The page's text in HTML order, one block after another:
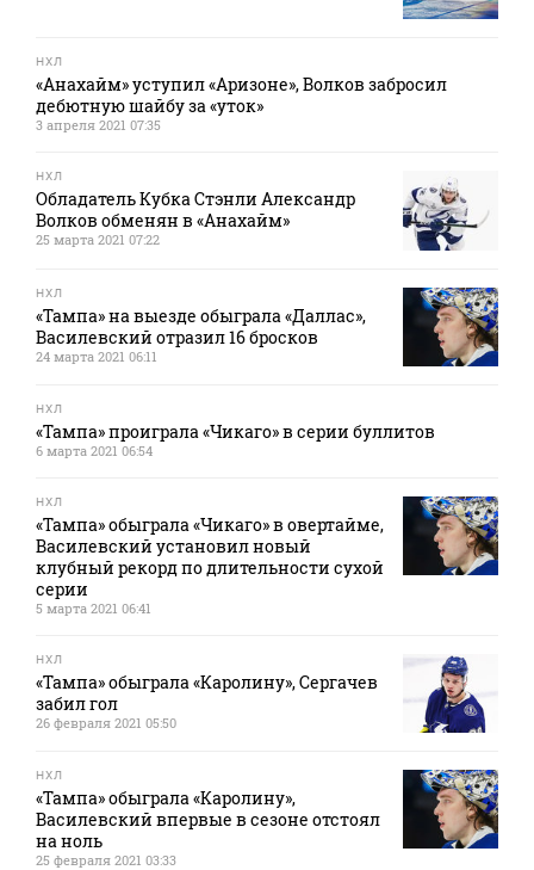
НХЛ
«Анахайм» уступил «Аризоне», Волков забросил
дебютную шайбу за «уток»
3 апреля 2021 07:35
НХЛ
Обладатель Кубка Стэнли Александр
Волков обменян в «Анахайм»
25 марта 2021 07:22
НХЛ
«Тампа» на выезде обыграла «Даллас»,
Василевский отразил 16 бросков
24 марта 2021 06:11
НХЛ
«Тампа» проиграла «Чикаго» в серии буллитов
6 марта 2021 06:54
НХЛ
«Тампа» обыграла «Чикаго» в овертайме,
Василевский установил новый
клубный рекорд по длительности сухой
серии
5 марта 2021 06:41
НХЛ
«Тампа» обыграла «Каролину», Сергачев
забил гол
26 февраля 2021 05:50
НХЛ
«Тампа» обыграла «Каролину»,
Василевский впервые в сезоне отстоял
на ноль
25 февраля 2021 03:33